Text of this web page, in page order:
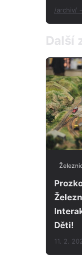
/archiv/
Další
Děti!
11. 2.